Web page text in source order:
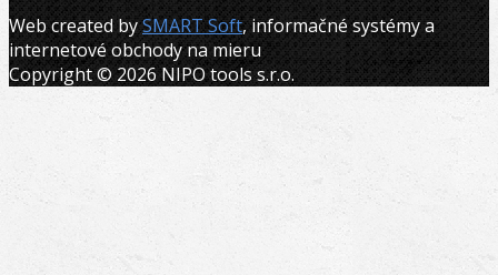
Web created bySMART Soft, informačné systémy a
internetové obchody na mieru
Copyright © 2026 NIPO tools s.r.o.